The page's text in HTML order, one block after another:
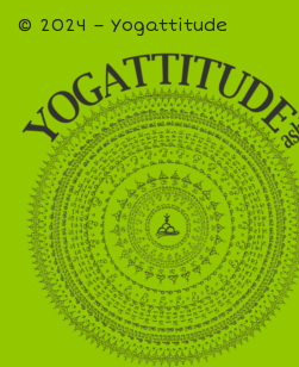
© 2024 – Yogattitude